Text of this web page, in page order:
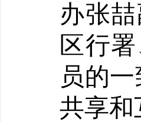
办张喆
区行
员的
共享和